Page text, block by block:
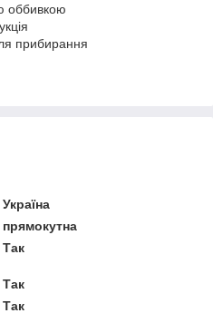
оббивкою
прибирання
Україна
прямокутна
Так
Так
Так